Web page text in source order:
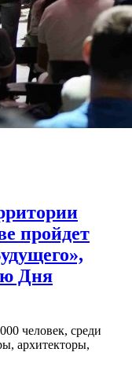
пройдет
Дня
человек, среди
архитекторы,